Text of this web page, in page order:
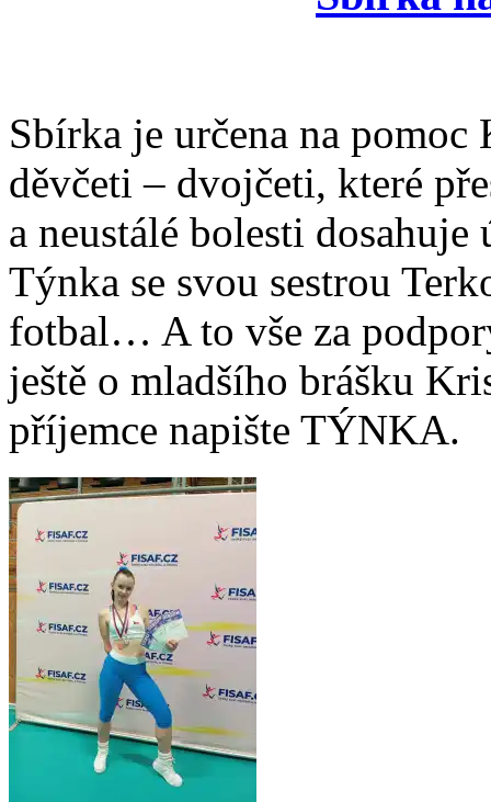
Sbírka je určena na
děvčeti – dvojčeti, které
a neustálé bolesti
Týnka se svou sestrou
fotbal… A to vše za
ještě o mladšího brášku
příjemce napište TÝNKA.